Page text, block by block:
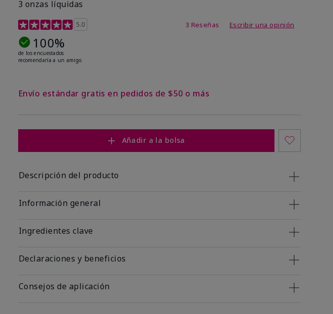
3 onzas líquidas
Calificación de clientes de 3,1 de 5
5.0 3 Reseñas Escribir una opinión
100%
de los encuestados
recomendaría a un amigo.
Envío estándar gratis en pedidos de $50 o más
Añadir a la bolsa
Descripción del producto
Información general
Ingredientes clave
Declaraciones y beneficios
Consejos de aplicación